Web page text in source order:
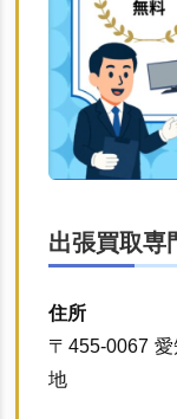
出張買取専
住所
〒455-0067
地